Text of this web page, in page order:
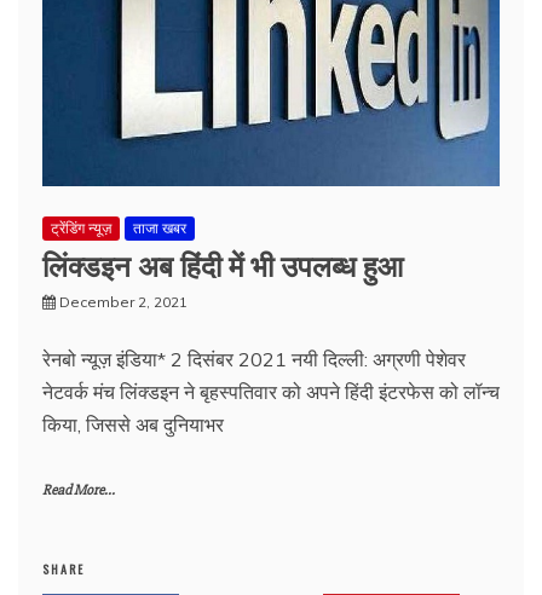
ट्रेंडिंग न्यूज़ ताजा खबर
लिंक्डइन अब हिंदी में भी उपलब्ध हुआ
December 2, 2021
रेनबो न्यूज़ इंडिया* 2 दिसंबर 2021 नयी दिल्ली: अग्रणी पेशेवर
नेटवर्क मंच लिंक्डइन ने बृहस्पतिवार को अपने हिंदी इंटरफेस को लॉन्च
किया, जिससे अब दुनियाभर
Read More...
SHARE